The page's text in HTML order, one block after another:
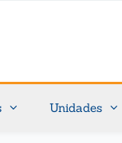
Unidades